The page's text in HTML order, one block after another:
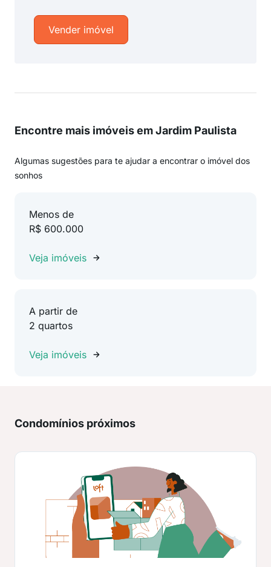
Vender imóvel
Encontre mais imóveis em Jardim Paulista
Algumas sugestões para te ajudar a encontrar o imóvel dos
sonhos
Menos de
R$ 600.000
Veja imóveis
A partir de
2 quartos
Veja imóveis
Condomínios próximos